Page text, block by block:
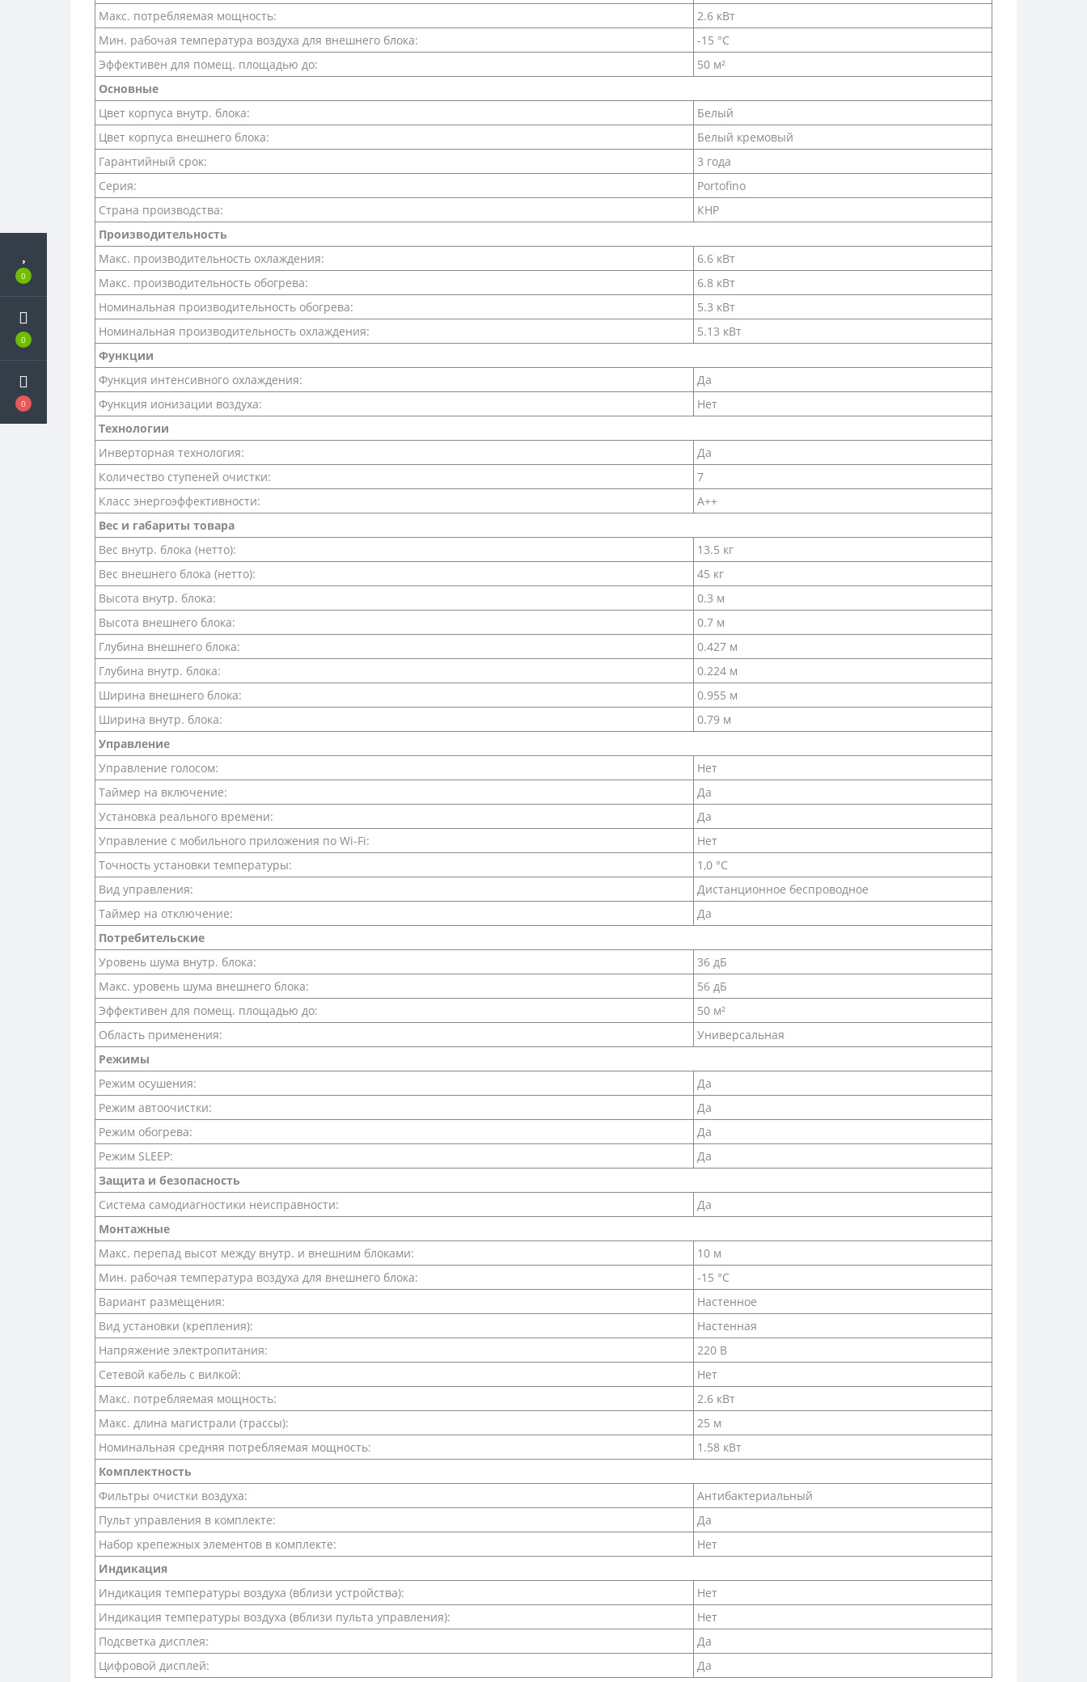
0
0
0
Макс. потребляемая мощность:
2.6 кВт
Мин. рабочая температура воздуха для внешнего блока:
-15 °С
Эффективен для помещ. площадью до:
50 м²
Основные
Цвет корпуса внутр. блока:
Белый
Цвет корпуса внешнего блока:
Белый кремовый
Гарантийный срок:
3 года
Серия:
Portofino
Страна производства:
КНР
Производительность
Макс. производительность охлаждения:
6.6 кВт
Макс. производительность обогрева:
6.8 кВт
Номинальная производительность обогрева:
5.3 кВт
Номинальная производительность охлаждения:
5.13 кВт
Функции
Функция интенсивного охлаждения:
Да
Функция ионизации воздуха:
Нет
Технологии
Инверторная технология:
Да
Количество ступеней очистки:
7
Класс энергоэффективности:
A++
Вес и габариты товара
Вес внутр. блока (нетто):
13.5 кг
Вес внешнего блока (нетто):
45 кг
Высота внутр. блока:
0.3 м
Высота внешнего блока:
0.7 м
Глубина внешнего блока:
0.427 м
Глубина внутр. блока:
0.224 м
Ширина внешнего блока:
0.955 м
Ширина внутр. блока:
0.79 м
Управление
Управление голосом:
Нет
Таймер на включение:
Да
Установка реального времени:
Да
Управление c мобильного приложения по Wi-Fi:
Нет
Точность установки температуры:
1,0 °С
Вид управления:
Дистанционное беспроводное
Таймер на отключение:
Да
Потребительские
Уровень шума внутр. блока:
36 дБ
Макс. уровень шума внешнего блока:
56 дБ
Эффективен для помещ. площадью до:
50 м²
Область применения:
Универсальная
Режимы
Режим осушения:
Да
Режим автоочистки:
Да
Режим обогрева:
Да
Режим SLEEP:
Да
Защита и безопасность
Система самодиагностики неисправности:
Да
Монтажные
Макс. перепад высот между внутр. и внешним блоками:
10 м
Мин. рабочая температура воздуха для внешнего блока:
-15 °С
Вариант размещения:
Настенное
Вид установки (крепления):
Настенная
Напряжение электропитания:
220 В
Сетевой кабель с вилкой:
Нет
Макс. потребляемая мощность:
2.6 кВт
Макс. длина магистрали (трассы):
25 м
Номинальная средняя потребляемая мощность:
1.58 кВт
Комплектность
Фильтры очистки воздуха:
Антибактериальный
Пульт управления в комплекте:
Да
Набор крепежных элементов в комплекте:
Нет
Индикация
Индикация температуры воздуха (вблизи устройства):
Нет
Индикация температуры воздуха (вблизи пульта управления):
Нет
Подсветка дисплея:
Да
Цифровой дисплей:
Да